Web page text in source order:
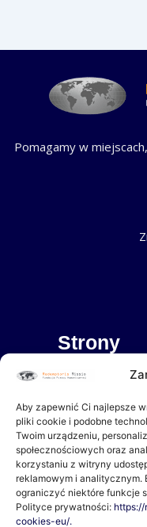
Aby zapewnić Ci najlepsze
pliki cookie i podobne
Twoim urządzeniu,
społecznościowych oraz
korzystaniu z witryny
reklamowym i analitycznym.
ograniczyć niektóre funkcje
Polityce prywatności:
cookies-eu/.
Pomagamy w
Strony
Dokumenty
Wpłacam
Czasopismo “Oswoić